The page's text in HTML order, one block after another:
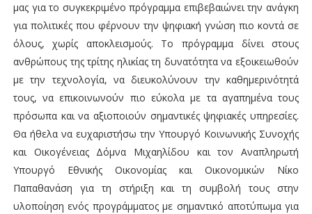
μας για το συγκεκριμένο πρόγραμμα επιβεβαιώνει την ανάγκη
για πολιτικές που φέρνουν την ψηφιακή γνώση πιο κοντά σε
όλους, χωρίς αποκλεισμούς. Το πρόγραμμα δίνει στους
ανθρώπους της τρίτης ηλικίας τη δυνατότητα να εξοικειωθούν
με την τεχνολογία, να διευκολύνουν την καθημερινότητά
τους, να επικοινωνούν πιο εύκολα με τα αγαπημένα τους
πρόσωπα και να αξιοποιούν σημαντικές ψηφιακές υπηρεσίες.
Θα ήθελα να ευχαριστήσω την Υπουργό Κοινωνικής Συνοχής
και Οικογένειας Δόμνα Μιχαηλίδου και τον Αναπληρωτή
Υπουργό Εθνικής Οικονομίας και Οικονομικών Νίκο
Παπαθανάση για τη στήριξη και τη συμβολή τους στην
υλοποίηση ενός προγράμματος με σημαντικό αποτύπωμα για